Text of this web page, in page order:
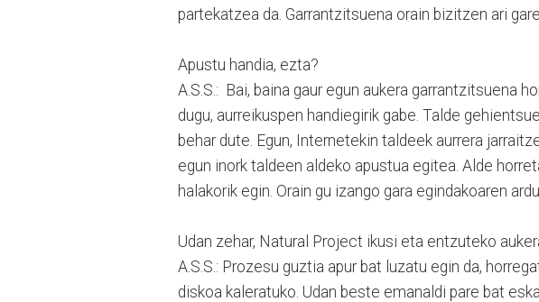
partekatzea da. Garrantzitsuena orain bizitzen ari
Apustu handia, ezta?
A.S.S.: Bai, baina gaur egun aukera garrantzitsuena
dugu, aurreikuspen handiegirik gabe. Talde
behar dute. Egun, Internetekin taldeek aurrera
egun inork taldeen aldeko apustua egitea. Alde
halakorik egin. Orain gu izango gara egindakoaren
Udan zehar, Natural Project ikusi eta entzuteko
A.S.S.: Prozesu guztia apur bat luzatu egin da,
diskoa kaleratuko. Udan beste emanaldi pare bat